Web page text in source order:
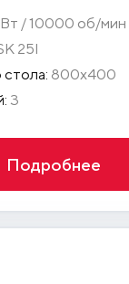
/ 10000 об/мин
25I
стола: 800х400
3
Подробнее